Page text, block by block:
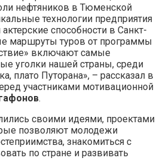
нефтяников в Тюменской
технологии предприятия
способности в Санкт-
маршруты туров от программы
включают самые
уголки нашей страны, среди
плато Путорана», – рассказал в
участниками мотивационной
.
своими идеями, проектами
позволяют молодежи
знакомиться с
по стране и развивать